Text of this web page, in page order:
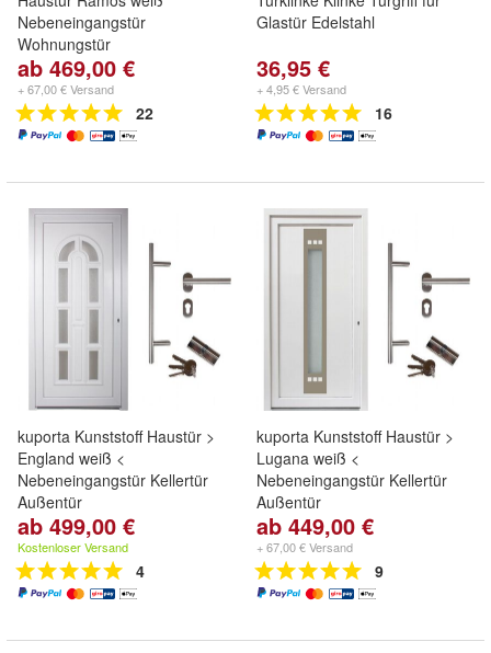
Nebeneingangstür
Wohnungstür
ab 469,00 €
+ 67,00 € Versand
22
Glastür Edelstahl
36,95 €
+ 4,95 € Versand
16
kuporta Kunststoff Haustür >
England weiß <
Nebeneingangstür Kellertür
Außentür
ab 499,00 €
Kostenloser Versand
4
kuporta Kunststoff Haustür >
Lugana weiß <
Nebeneingangstür Kellertür
Außentür
ab 449,00 €
+ 67,00 € Versand
9